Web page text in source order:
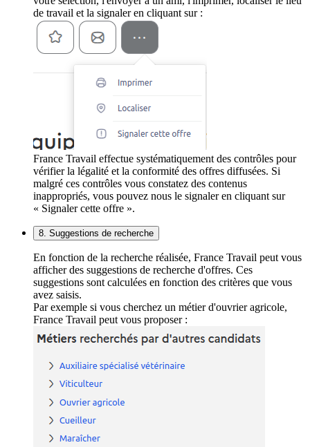
de travail et la signaler en cliquant sur :
France Travail effectue systématiquement des contrôles pour
vérifier la légalité et la conformité des offres diffusées. Si
malgré ces contrôles vous constatez des contenus
inappropriés, vous pouvez nous le signaler en cliquant sur
« Signaler cette offre ».
8. Suggestions de recherche
En fonction de la recherche réalisée, France Travail peut vous
afficher des suggestions de recherche d'offres. Ces
suggestions sont calculées en fonction des critères que vous
avez saisis.
Par exemple si vous cherchez un métier d'ouvrier agricole,
France Travail peut vous proposer :